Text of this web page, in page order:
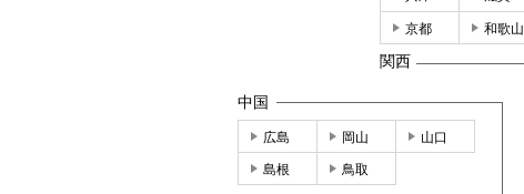
京都 和歌山
関西
中国
広島 岡山 山口
島根 鳥取